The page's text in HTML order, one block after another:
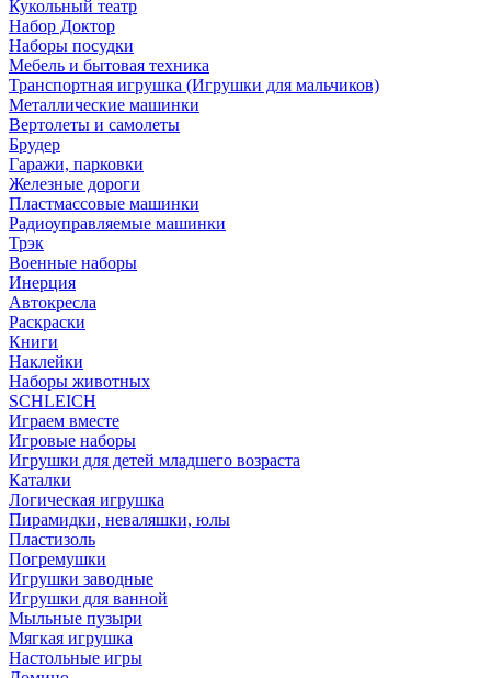
Кукольный театр
Набор Доктор
Наборы посудки
Мебель и бытовая техника
Транспортная игрушка (Игрушки для мальчиков)
Металлические машинки
Вертолеты и самолеты
Брудер
Гаражи, парковки
Железные дороги
Пластмассовые машинки
Радиоуправляемые машинки
Трэк
Военные наборы
Инерция
Автокресла
Раскраски
Книги
Наклейки
Наборы животных
SCHLEICH
Играем вместе
Игровые наборы
Игрушки для детей младшего возраста
Каталки
Логическая игрушка
Пирамидки, неваляшки, юлы
Пластизоль
Погремушки
Игрушки заводные
Игрушки для ванной
Мыльные пузыри
Мягкая игрушка
Настольные игры